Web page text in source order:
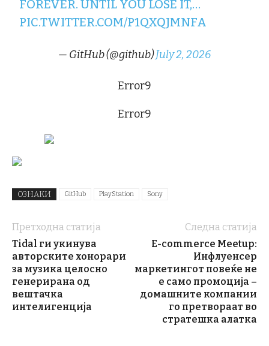
FOREVER. UNTIL YOU LOSE IT,…
PIC.TWITTER.COM/P1QXQJMNFA
— GitHub (@github)July 2, 2026
Error9
Error9
ОЗНАКИ GitHub PlayStation Sony
Претходна статија
Tidal ги укинува
авторските хонорари
за музика целосно
генерирана од
вештачка
интелигенција
Следна статија
E-commerce Meetup:
Инфлуенсер
маркетингот повеќе не
е само промоција –
домашните компании
го претвораат во
стратешка алатка